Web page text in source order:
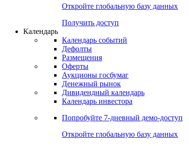
Откройте глобальную базу данных
Получить доступ
Календарь
Календарь событий
Дефолты
Размещения
Оферты
Аукционы госбумаг
Денежный рынок
Дивидендный календарь
Календарь инвестора
Попробуйте 7-дневный демо-доступ
Откройте глобальную базу данных